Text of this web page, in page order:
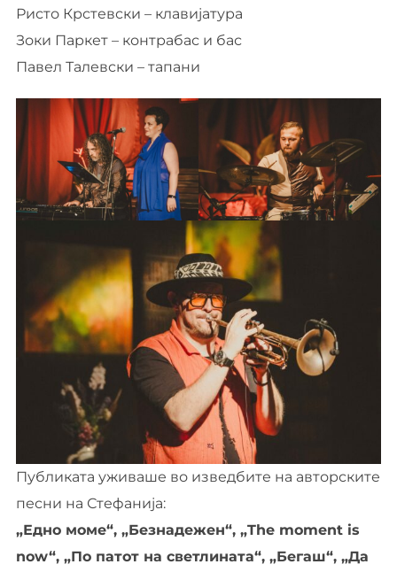
Ристо Крстевски – клавијатура
Зоки Паркет – контрабас и бас
Павел Талевски – тапани
Публиката уживаше во изведбите на авторските
песни на Стефанија:
„Едно моме“, „Безнадежен“, „The moment is
now“, „По патот на светлината“, „Бегаш“, „Да